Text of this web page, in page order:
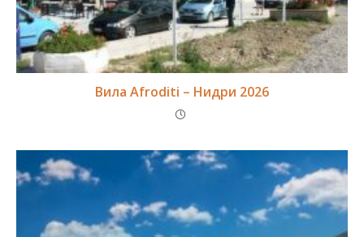
Вила Afroditi – Нидри 2026